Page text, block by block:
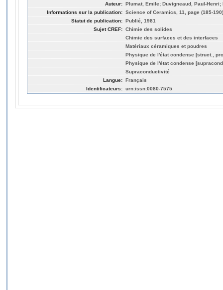
Auteur: Plumat, Emile; Duvigneaud, Paul-
Informations sur la publication: Science of Ceramics, 11, page (185-190)
Statut de publication: Publié, 1981
Sujet CREF: Chimie des solides
Chimie des surfaces et des interfaces
Matériaux céramiques et poudres
Physique de l'état condense [struct.,
Physique de l'état condense
Supraconductivité
Langue: Français
Identificateurs: urn:issn:0080-7575